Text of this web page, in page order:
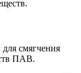
смягчения
ПАВ.